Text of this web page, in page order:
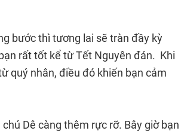
bước thì tương lai sẽ tràn đầy kỳ
rất tốt kể từ Tết Nguyên đán. Khi
quý nhân, điều đó khiến bạn cảm
Dê càng thêm rực rỡ. Bây giờ bạn